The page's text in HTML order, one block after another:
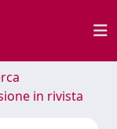
in rivista